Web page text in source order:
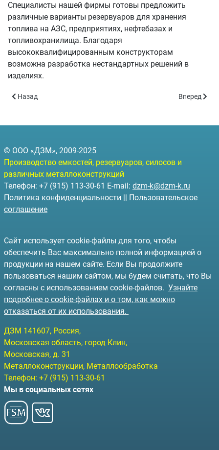
Специалисты нашей фирмы готовы предложить
различные варианты резервуаров для хранения
топлива на АЗС, предприятиях, нефтебазах и
топливохранилища. Благодаря
высококвалифицированным конструкторам
возможна разработка нестандартных решений в
изделиях.
Предыдущий: Силосы для зерна
Назад Следующий:
Вперед
© ООО «ДЗМ», 2009-2025
Производство емкостей, резервуаров, силосов и
различных металлоконструкций
Телефон: +7 (915) 113-30-61 E-mail: dzm-k@dzm-k.ru
Политика конфиденциальности || Пользовательское
соглашение
Сайт использует cookie-файлы для того, чтобы
обеспечить Вас максимально полной информацией о
продукции на нашем сайте. Если Вы продолжите
пользоваться нашим сайтом, мы будем считать, что Вы
согласны с использованием cookie-файлов. Узнайте
подробнее о cookie-файлах и о том, как можно
отказаться от их использования.
ДЗМ 141607, Россия,
Московская область, город Клин,
Московская, д. 31
Металлоконструкции, Металлообработка
Телефон: +7 (915) 113-30-61
Мы в социальных сетях